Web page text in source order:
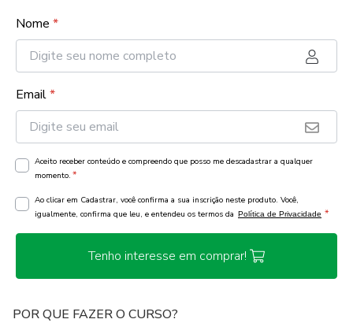
Nome *
Email*
Aceito receber conteúdo e compreendo que posso me descadastrar a qualquer
momento. *
Ao clicar em Cadastrar, você confirma a sua inscrição neste produto. Você,
igualmente, confirma que leu, e entendeu os termos da Política de Privacidade *
Tenho interesse em comprar!
POR QUE FAZER O CURSO?